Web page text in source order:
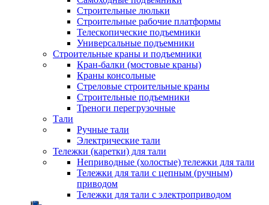
Строительные люльки
Строительные рабочие платформы
Телескопические подъемники
Универсальные подъемники
Строительные краны и подъемники
Кран-балки (мостовые краны)
Краны консольные
Стреловые строительные краны
Строительные подъемники
Треноги перегрузочные
Тали
Ручные тали
Электрические тали
Тележки (каретки) для тали
Неприводные (холостые) тележки для тали
Тележки для тали с цепным (ручным)
приводом
Тележки для тали с электроприводом